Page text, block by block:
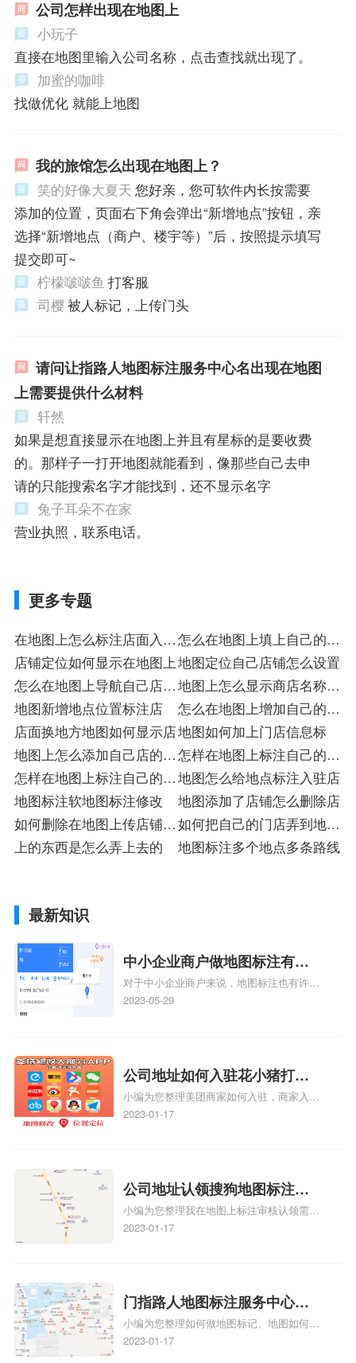
公司怎样出现在地图上
小玩子
直接在地图里输入公司名称，点击查找就出现了。
加蜜的咖啡
找做优化 就能上地图
我的旅馆怎么出现在地图上？
笑的好像大夏天 您好亲，您可软件内长按需要
添加的位置，页面右下角会弹出“新增地点”按钮，亲
选择“新增地点（商户、楼宇等）”后，按照提示填写
提交即可~
柠檬啵啵鱼 打客服
司樱 被人标记，上传门头
请问让指路人地图标注服务中心名出现在地图
上需要提供什么材料
轩然
如果是想直接显示在地图上并且有星标的是要收费
的。那样子一打开地图就能看到，像那些自己去申
请的只能搜索名字才能找到，还不显示名字
兔子耳朵不在家
营业执照，联系电话。
更多专题
在地图上怎么标注店面入驻
标
怎么在地图上填上自己的店
铺
店铺定位如何显示在地图上地图定位自己店铺怎么设置
怎么在地图上导航自己店铺
的位置
地图上怎么显示商店名称的
标
地图新增地点位置标注店
怎么在地图上增加自己的门
店注册
店面换地方地图如何显示店地图如何加上门店信息标
地图上怎么添加自己店的位
置
怎样在地图上标注自己的店
铺怎么收费
怎样在地图上标注自己的店
铺?地图添加商铺位置
地图怎么给地点标注入驻店
地图标注软地图标注修改
地图添加了店铺怎么删除店
如何删除在地图上传店铺招
牌
如何把自己的门店弄到地图
上
上的东西是怎么弄上去的 地图标注多个地点多条路线
最新知识
中小企业商户做地图标注有什
么好处
对于中小企业商户来说，地图标注也有许多
好处，包括：提高可见性和曝光率：通过在
位置，增加商户被发现的机会。方便客户导
航：地图标注可以帮助客户更容易地找到商
户的实际位置。特别是对于新客户或不熟悉
该地区的客户来说，地图标注可以提供明确
图标注服务中心面的存在。对于一些客户来
说，实体指路人地
2023-05-29
公司地址如何入驻花小猪打车
地图标记？指路人地图标注服
务中心铺如何入驻花小猪打车
小编为您整理美团商家如何入驻，商家入驻
教程、商家如何入驻地图、如何入驻地:、
2023-01-17
公司地址认领搜狗地图标注多
久审核？公司地址认领地图标
注多久审核？
小编为您整理我在地图上标注审核认领需要
多久、我在地图上标注审核认领需要多久
情可查看下方正文！
2023-01-17
门指路人地图标注服务中心如
何做花小猪打车地图位置标
记？门指路人地图标注服务中
小编为您整理如何做地图标记、地图如何做
标记、so搜街景中如何做标记、360e启花贷
2023-01-17